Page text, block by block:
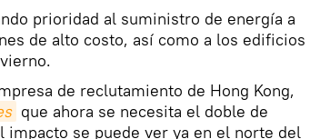
prioridad al suministro de energía a
de alto costo, así como a los edificios
de reclutamiento de Hong Kong,
que ahora se necesita el doble de
se puede ver ya en el norte del